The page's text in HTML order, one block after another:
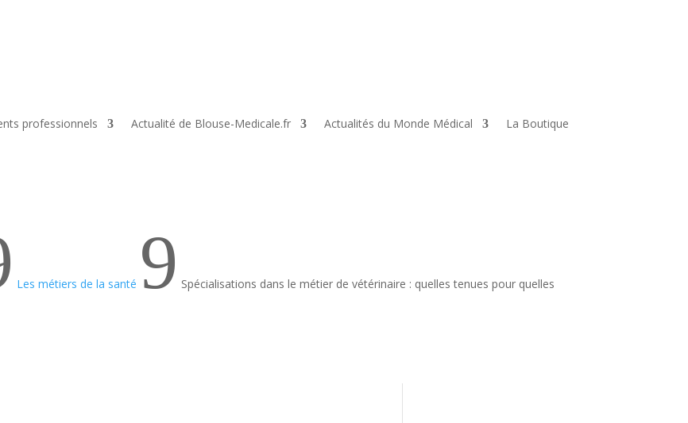
professionnels Actualité de Blouse-Medicale.fr Actualités du Monde Médical La Boutique
Les métiers de la santé 9 Spécialisations dans le métier de vétérinaire : quelles tenues pour quelles